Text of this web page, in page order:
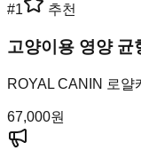
#1 추천
고양이용 영양
ROYAL CANIN 로얄
67,000원